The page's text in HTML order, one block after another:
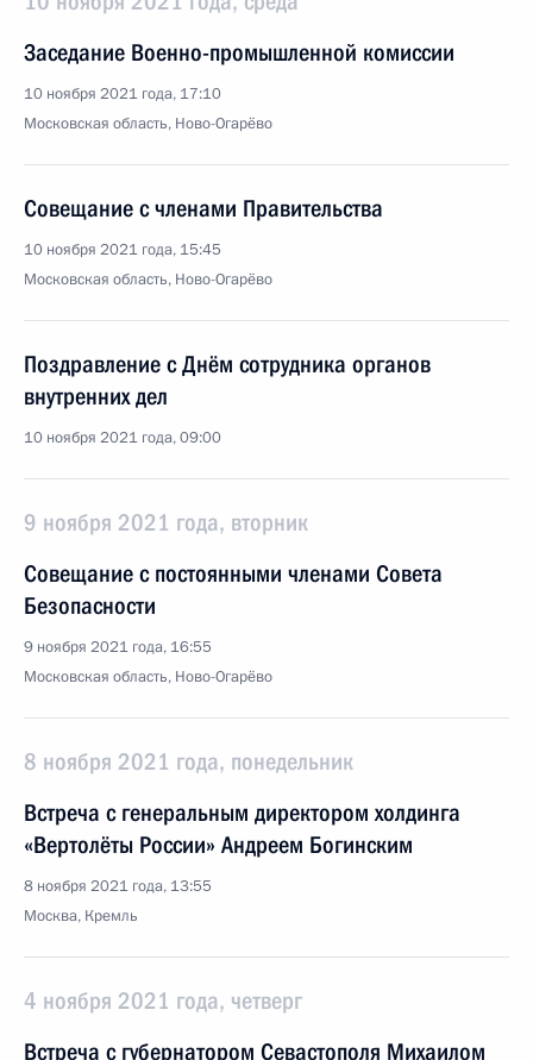
Заседание Военно-промышленной комиссии
10 ноября 2021 года, 17:10
Московская область, Ново-Огарёво
Совещание с членами Правительства
10 ноября 2021 года, 15:45
Московская область, Ново-Огарёво
Поздравление с Днём сотрудника органов
внутренних дел
10 ноября 2021 года, 09:00
9 ноября 2021 года, вторник
Совещание с постоянными членами Совета
Безопасности
9 ноября 2021 года, 16:55
Московская область, Ново-Огарёво
8 ноября 2021 года, понедельник
Встреча с генеральным директором холдинга
«Вертолёты России» Андреем Богинским
8 ноября 2021 года, 13:55
Москва, Кремль
4 ноября 2021 года, четверг
Встреча с губернатором Севастополя Михаилом